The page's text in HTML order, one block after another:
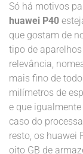
Só há motivos
huawei P40
que gostam de
tipo de
relevância,
mais fino de
milímetros de
e que
caso do
resto, os huawei
oito GB de